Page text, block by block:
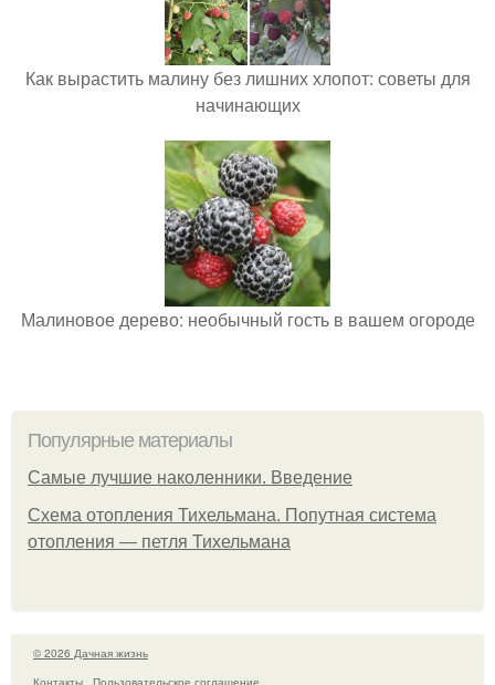
Как вырастить малину без лишних хлопот: советы для
начинающих
Малиновое дерево: необычный гость в вашем огороде
Популярные материалы
Самые лучшие наколенники. Введение
Схема отопления Тихельмана. Попутная система
отопления — петля Тихельмана
© 2026 Дачная жизнь